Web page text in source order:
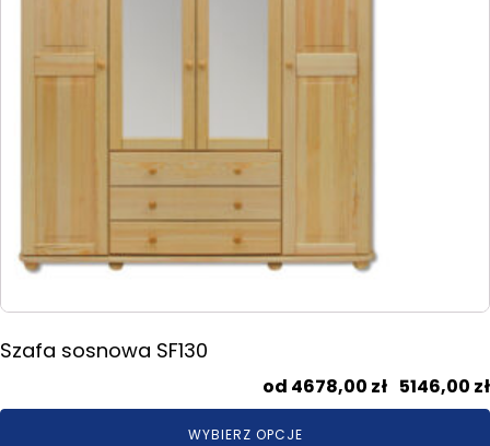
Szafa sosnowa SF130
4678,00 zł 5146,00 zł
WYBIERZ OPCJE
stronie
produktu